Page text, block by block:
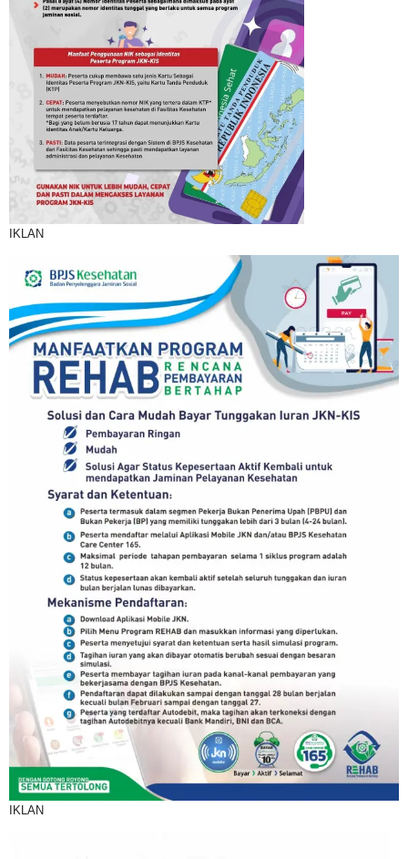
IKLAN
IKLAN